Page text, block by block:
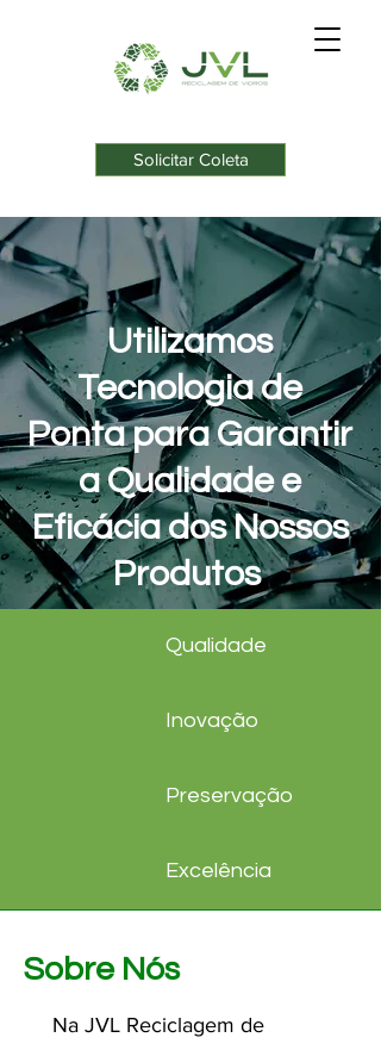
Solicitar Coleta
Utilizamos
Tecnologia de
Ponta para Garantir
a Qualidade e
Eficácia dos Nossos
Produtos
Qualidade
Inovação
Preservação
Excelência
Sobre Nós
Na JVL Reciclagem de